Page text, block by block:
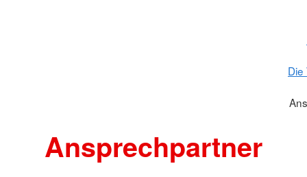
Die
Ansprechpartner